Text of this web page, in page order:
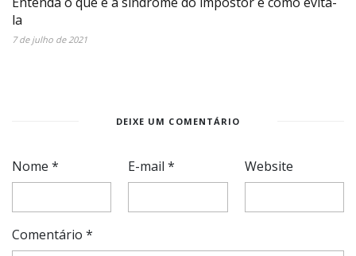
la
7 de julho de 2021
DEIXE UM COMENTÁRIO
Nome * E-mail* Website
Comentário *